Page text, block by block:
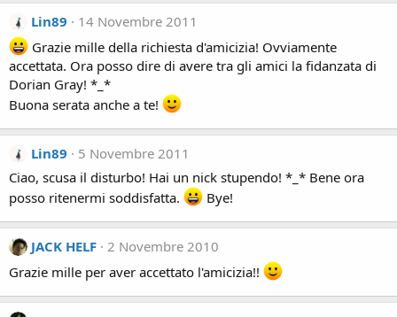
Lin89
14 Novembre 2011
Grazie mille della richiesta d'amicizia! Ovviamente
accettata. Ora posso dire di avere tra gli amici la fidanzata di
Dorian Gray! *_*
Buona serata anche a te!
Lin89
5 Novembre 2011
Ciao, scusa il disturbo! Hai un nick stupendo! *_* Bene ora
posso ritenermi soddisfatta.
Bye!
JACK HELF 2 Novembre 2010
Grazie mille per aver accettato l'amicizia!!